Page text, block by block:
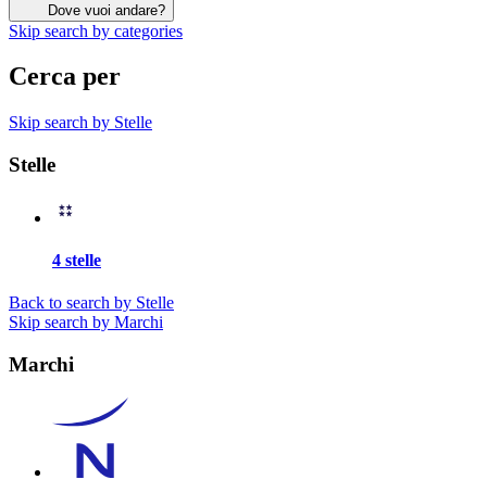
Dove vuoi andare?
Skip search by categories
Cerca per
Skip search by Stelle
Stelle
4 stelle
Back to search by Stelle
Skip search by Marchi
Marchi